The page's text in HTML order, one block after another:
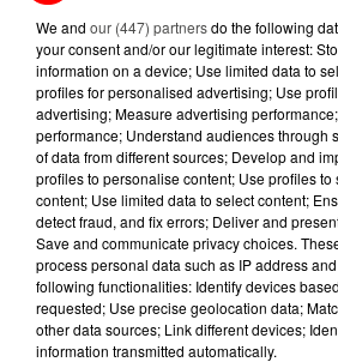
We and our (447) partnersdo the following
your consent and/or our legitimate interest:
information on a device; Use limited data to
profiles for personalised advertising; Use
advertising; Measure advertising
performance; Understand audiences through
of data from different sources; Develop and
profiles to personalise content; Use profiles
content; Use limited data to select content;
detect fraud, and fix errors; Deliver and
Save and communicate privacy choices.
process personal data such as IP address
following functionalities: Identify devices
requested; Use precise geolocation data;
other data sources; Link different devices;
information transmitted automatically.